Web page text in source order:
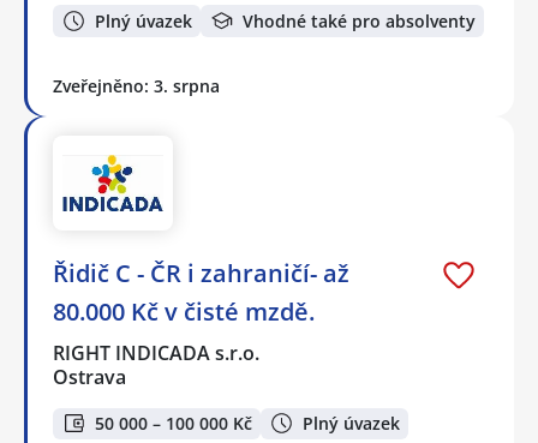
Plný úvazek Vhodné také pro absolventy
Zveřejněno: 3. srpna
Řidič C - ČR i zahraničí- až
80.000 Kč v čisté mzdě.
RIGHT INDICADA s.r.o.
Ostrava
50 000 – 100 000 Kč Plný úvazek